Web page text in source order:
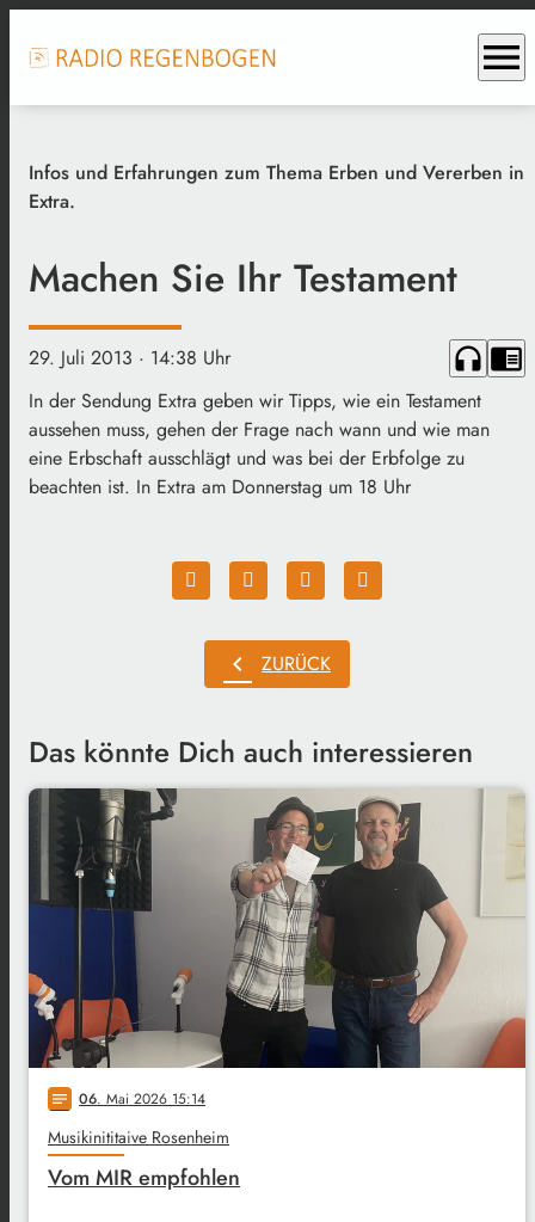
menu
Infos und Erfahrungen zum Thema Erben und Vererben in
Extra.
Machen Sie Ihr Testament
29. Juli 2013 · 14:38 Uhr headphones chrome_reader_mode
In der Sendung Extra geben wir Tipps, wie ein Testament
aussehen muss, gehen der Frage nach wann und wie man
eine Erbschaft ausschlägt und was bei der Erbfolge zu
beachten ist. In Extra am Donnerstag um 18 Uhr
chevron_left ZURÜCK
Das könnte Dich auch interessieren
notes 06. Mai 2026 15:14
Musikinititaive Rosenheim
Vom MIR empfohlen